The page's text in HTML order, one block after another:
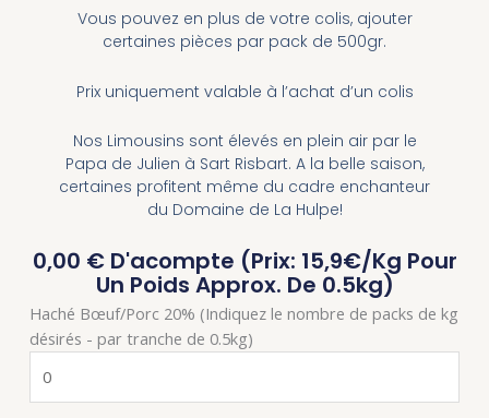
Vous pouvez en plus de votre colis, ajouter
certaines pièces par pack de 500gr.
Prix uniquement valable à l’achat d’un colis
Nos Limousins sont élevés en plein air par le
Papa de Julien à Sart Risbart. A la belle saison,
certaines profitent même du cadre enchanteur
du Domaine de La Hulpe!
0,00 €D'acompte (Prix: 15,9€/kg Pour
Un Poids Approx. De 0.5kg)
Haché Bœuf/Porc 20% (Indiquez le nombre de packs de kg
désirés - par tranche de 0.5kg)
quantité
de